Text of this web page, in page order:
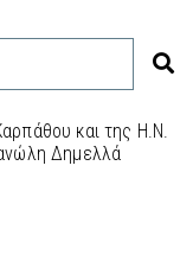
και της Η.Ν.
Δημελλά